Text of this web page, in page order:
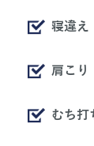
寝違え
肩こり
むち打